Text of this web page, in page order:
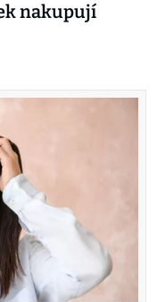
nakupují